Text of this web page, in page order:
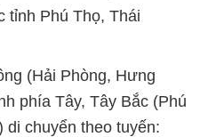
tỉnh Phú Thọ, Thái
(Hải Phòng, Hưng
phía Tây, Tây Bắc (Phú
chuyển theo tuyến: